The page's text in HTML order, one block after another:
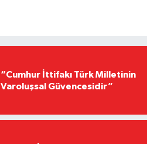
“Cumhur İttifakı Türk Milletinin
Varoluşsal Güvencesidir”